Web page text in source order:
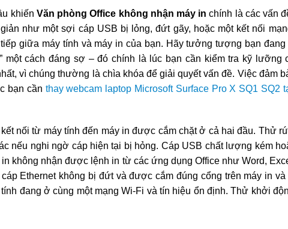
khiến Văn phòng Office không nhận máy in chính là các vấn
như một sợi cáp USB bị lỏng, đứt gãy, hoặc một kết nối
giữa máy tính và máy in của bạn. Hãy tưởng tượng bạn
một cách đáng sợ – đó chính là lúc bạn cần kiểm tra kỹ lưỡng
vì chúng thường là chìa khóa để giải quyết vấn đề. Việc đảm
bạn cần thay webcam laptop Microsoft Surface Pro X SQ1 SQ2
nối từ máy tính đến máy in được cắm chặt ở cả hai đầu. Thử
nếu nghi ngờ cáp hiện tại bị hỏng. Cáp USB chất lượng kém
không nhận được lệnh in từ các ứng dụng Office như Word,
Ethernet không bị đứt và được cắm đúng cổng trên máy in và
đang ở cùng một mạng Wi-Fi và tín hiệu ổn định. Thử khởi